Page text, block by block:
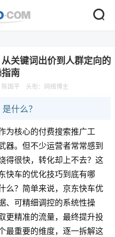
关键词出价到人群定向的
南
陈国平 头衔：网络博主
什么？
为核心的付费搜索推广工
器。但不少运营者常常感到
得很快，转化却上不去？这
车的优化技巧到底有哪
么？简单来说，京东快车优
、可精细调控的系统性操
更精准的流量，最终提升投
最重要的维度，逐一拆解这